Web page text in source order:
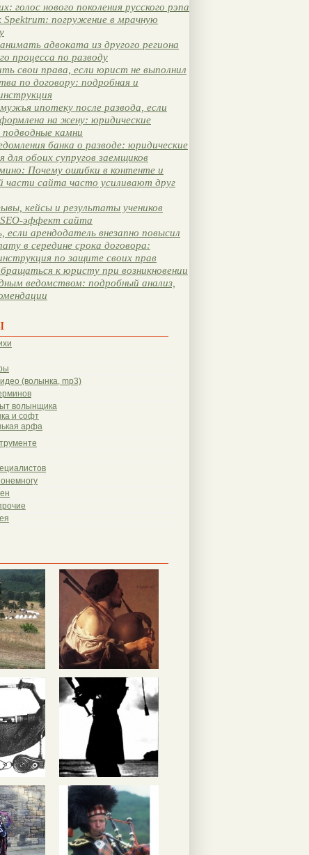
голос нового поколения русского рэпа
Spektrum: погружение в мрачную
адвоката из другого региона
процесса по разводу
свои права, если юрист не выполнил
по договору: подробная и
ипотеку после развода, если
на жену: юридические
камни
банка о разводе: юридические
для обоих супругов заемщиков
Почему ошибки в контенте и
части сайта часто усиливают друг
кейсы и результаты учеников
эффект сайта
если арендодатель внезапно повысил
в середине срока договора:
по защите своих прав
к юристу при возникновении
ведомством: подробный анализ,
(волынка, mp3)
волынщика
и софт
арфа